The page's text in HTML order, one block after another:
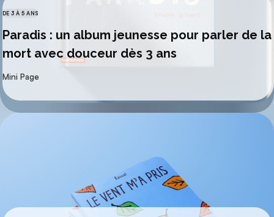
CATÉGORIES
DE 3 À 5 ANS
Paradis : un album jeunesse pour parler de la
mort avec douceur dès 3 ans
par
Mini Page